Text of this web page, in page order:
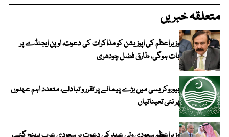
متعلقہ خبریں
وزیراعظم کی اپوزیشن کو مذاکرات کی دعوت، اوپن ایجنڈے پر
بات ہوگی، طارق فضل چودھری
بیوروکریسی میں بڑے پیمانے پر تقرر و تبادلے، متعدد اہم عہدوں
پر نئی تعیناتیاں